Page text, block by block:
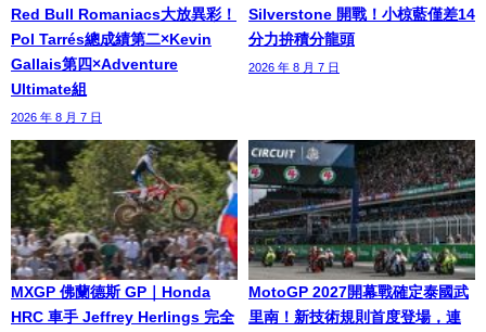
Red Bull Romaniacs大放異彩！
Pol Tarrés總成績第二×Kevin
Gallais第四×Adventure
Ultimate組
2026 年 8 月 7 日
Silverstone 開戰！小椋藍僅差14
分力拚積分龍頭
2026 年 8 月 7 日
MXGP 佛蘭德斯 GP｜Honda
HRC 車手 Jeffrey Herlings 完全
MotoGP 2027開幕戰確定泰國武
里南！新技術規則首度登場，連